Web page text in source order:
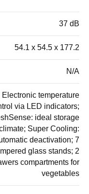
37 dB
54.1 x 54.5 x 177.2
N/A
Electronic temperature
via LED indicators;
ideal storage
Super Cooling:
deactivation; 7
glass stands; 2
compartments for
vegetables